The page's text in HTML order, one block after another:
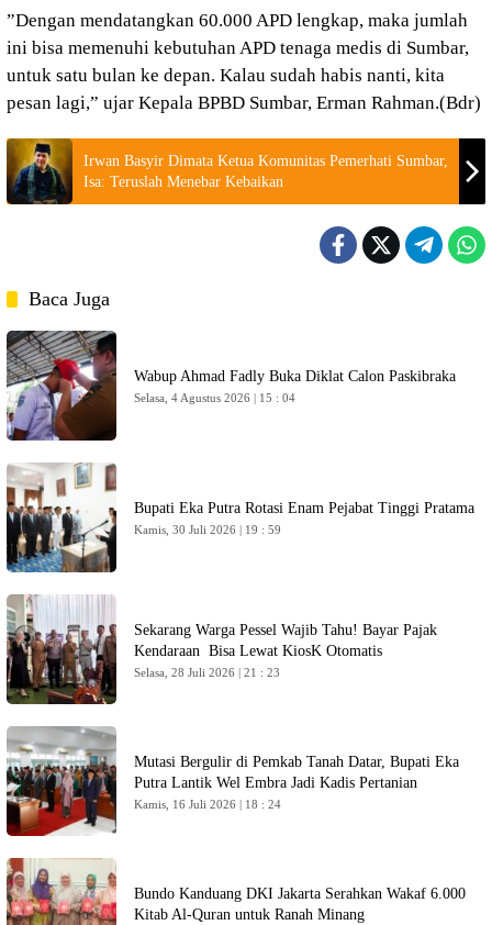
”Dengan mendatangkan 60.000 APD lengkap, maka jumlah
ini bisa memenuhi kebutuhan APD tenaga medis di Sumbar,
untuk satu bulan ke depan. Kalau sudah habis nanti, kita
pesan lagi,” ujar Kepala BPBD Sumbar, Erman Rahman.(Bdr)
Irwan Basyir Dimata Ketua Komunitas Pemerhati Sumbar,
Isa: Teruslah Menebar Kebaikan
Baca Juga
Wabup Ahmad Fadly Buka Diklat Calon Paskibraka
Selasa, 4 Agustus 2026 | 15 : 04
Bupati Eka Putra Rotasi Enam Pejabat Tinggi Pratama
Kamis, 30 Juli 2026 | 19 : 59
Sekarang Warga Pessel Wajib Tahu! Bayar Pajak
Kendaraan Bisa Lewat KiosK Otomatis
Selasa, 28 Juli 2026 | 21 : 23
Mutasi Bergulir di Pemkab Tanah Datar, Bupati Eka
Putra Lantik Wel Embra Jadi Kadis Pertanian
Kamis, 16 Juli 2026 | 18 : 24
Bundo Kanduang DKI Jakarta Serahkan Wakaf 6.000
Kitab Al-Quran untuk Ranah Minang